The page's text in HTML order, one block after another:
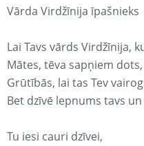
Vārda Virdžīnija īpašnieks
Lai Tavs vārds Virdžīnija,
Mātes, tēva sapņiem dots,
Grūtībās, lai tas Tev
Bet dzīvē lepnums tavs un
Tu iesi cauri dzīvei,